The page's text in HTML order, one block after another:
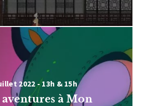
2022 - 13h & 15h
aventures à Mon